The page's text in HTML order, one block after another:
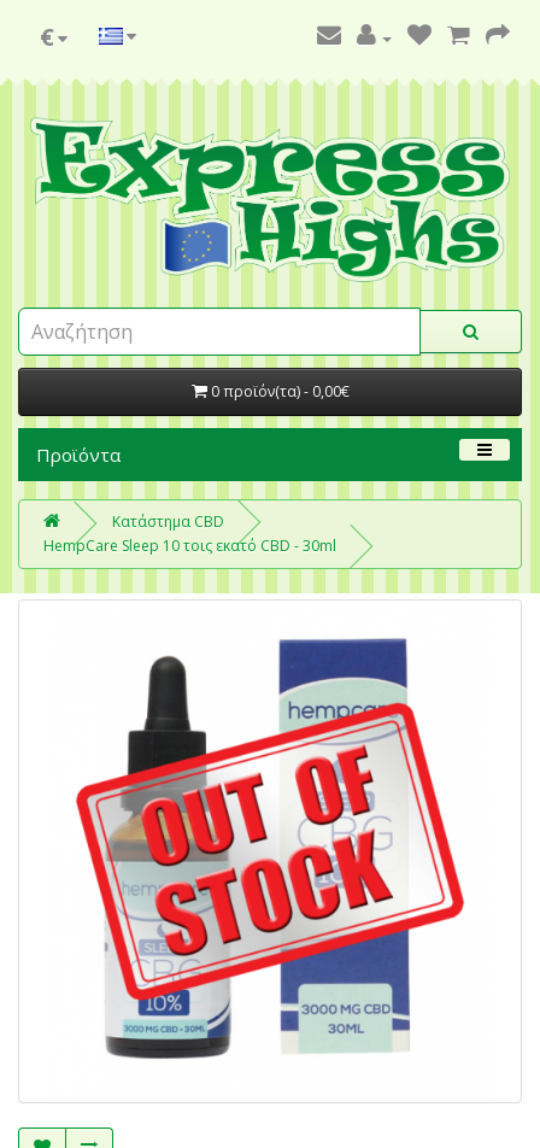
€
0 προϊόν(τα) - 0,00€
Προϊόντα
Κατάστημα CBD
HempCare Sleep 10 τοις εκατό CBD - 30ml